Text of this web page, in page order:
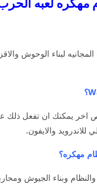
المجانيه لبناء الوحوش
يمكنك ان تفعل ذلك عن
مهكره؟
وبناء الجيوش